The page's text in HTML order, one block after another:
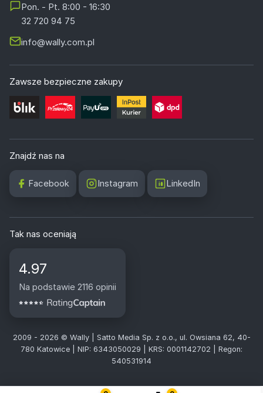
Pon. - Pt. 8:00 - 16:30
32 720 94 75
info@wally.com.pl
Zawsze bezpieczne zakupy
Znajdź nas na
Facebook Instagram LinkedIn
Tak nas oceniają
4.97
Na podstawie 2116 opinii
2009 - 2026 © Wally | Satto Media Sp. z o.o., ul. Owsiana 62, 40-
780 Katowice | NIP: 6343050029 | KRS: 0001142702 | Regon:
540531914